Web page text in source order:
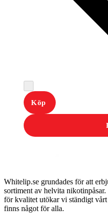
Köp
Whitelip.se grundades för att
sortiment av helvita
för kvalitet utökar vi ständigt
finns något för alla.